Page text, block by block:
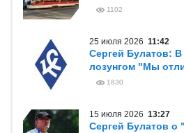
1102
25 июля 2026 11:42
Сергей Булатов: В
лозунгом "Мы
1830
15 июля 2026 13:27
Сергей Булатов